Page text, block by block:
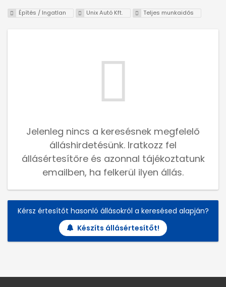
Építés / Ingatlan Unix Autó Kft. Teljes munkaidős
Jelenleg nincs a keresésnek megfelelő
álláshirdetésünk. Iratkozz fel
állásértesítőre és azonnal tájékoztatunk
emailben, ha felkerül ilyen állás.
Kérsz értesítőt hasonló állásokról a keresésed alapján?
Készíts állásértesítőt!